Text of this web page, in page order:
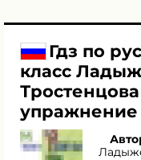
Гдз по
класс
упражнение